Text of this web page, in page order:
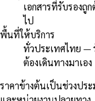
เอกสารที่รับรอง
ไป
พื้นที่ให้บริการ
ทั่วประเทศไทย —
ต้องเดินทางมาเอง
ราคาข้างต้นเป็นช่วงปร